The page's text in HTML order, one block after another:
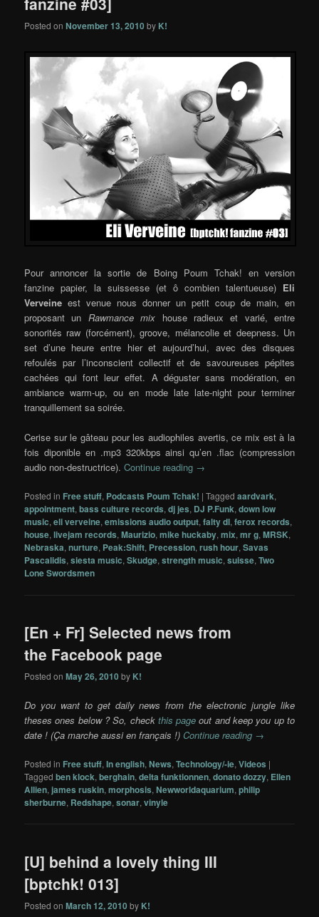
Posted onNovember 13, 2010 by K!
Pour annoncer la sortie de Boing Poum Tchak! en version
fanzine papier, la suissesse (et ô combien talentueuse) Eli
Verveine est venue nous donner un petit coup de main, en
proposant un Rawmance mix house radieux et varié, entre
sonorités raw (forcément), groove, mélancolie et deepness. Un
set d’une heure entre hier et aujourd’hui, avec des disques
refoulés par l’inconscient collectif et de savoureuses pépites
cachées qui font leur effet. A déguster sans modération, en
ambiance warm-up, ou en mode late late-night pour terminer
tranquillement sa soirée.
Cerise sur le gâteau pour les audiophiles avertis, ce mix est à la
fois diponible en .mp3 320kbps ainsi qu’en .flac (compression
audio non-destructrice).Continue reading →
Posted in Free stuff, Podcasts Poum Tchak! |Tagged aardvark,
appointment,bass culture records,dj jes, DJ P.Funk,down low
music,eli verveine,emissions audio output,falty dl,ferox records,
house,livejam records,Maurizio,mike huckaby,mix,mr g,MRSK,
Nebraska,nurture, Peak:Shift, Precession,rush hour,Savas
Pascalidis,siesta music,Skudge,strength music,suisse,Two
Lone Swordsmen
[En + Fr] Selected news from
the Facebook page
Posted onMay 26, 2010 by K!
Do you want to get daily news from the electronic jungle like
theses ones below ? So, check this page out and keep you up to
date ! (Ça marche aussi en français !) Continue reading →
Posted in Free stuff,In english,News,Technology/-ie,Videos |
Tagged ben klock,berghain,delta funktionnen,donato dozzy, Ellen
Allien, james ruskin,morphosis,Newworldaquarium,philip
sherburne, Redshape,sonar,vinyle
[U] behind a lovely thing III
[bptchk! 013]
Posted onMarch 12, 2010 by K!